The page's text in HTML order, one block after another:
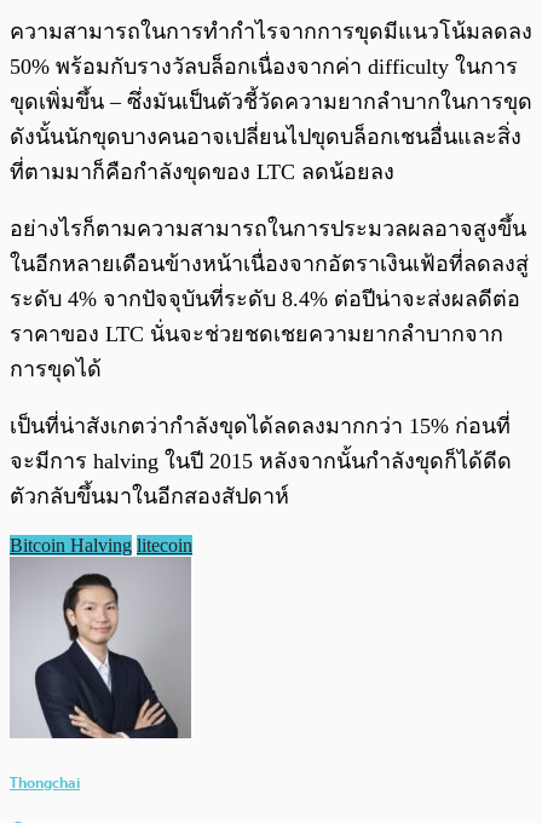
ความสามารถในการทำกำไรจากการขุดมีแนวโน้มลดลง
50% พร้อมกับรางวัลบล็อกเนื่องจากค่า difficulty ในการ
ขุดเพิ่มขึ้น – ซึ่งมันเป็นตัวชี้วัดความยากลำบากในการขุด
ดังนั้นนักขุดบางคนอาจเปลี่ยนไปขุดบล็อกเชนอื่นและสิ่ง
ที่ตามมาก็คือกำลังขุดของ LTC ลดน้อยลง
อย่างไรก็ตามความสามารถในการประมวลผลอาจสูงขึ้น
ในอีกหลายเดือนข้างหน้าเนื่องจากอัตราเงินเฟ้อที่ลดลงสู่
ระดับ 4% จากปัจจุบันที่ระดับ 8.4% ต่อปีน่าจะส่งผลดีต่อ
ราคาของ LTC นั่นจะช่วยชดเชยความยากลำบากจาก
การขุดได้
เป็นที่น่าสังเกตว่ากำลังขุดได้ลดลงมากกว่า 15% ก่อนที่
จะมีการ halving ในปี 2015 หลังจากนั้นกำลังขุดก็ได้ดีด
ตัวกลับขึ้นมาในอีกสองสัปดาห์
Bitcoin Halving litecoin
Thongchai